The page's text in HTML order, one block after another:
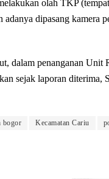
olah TKP
dipasang kamera
dalam penanganan Unit
sejak laporan diterima,
bogor Kecamatan Cariu